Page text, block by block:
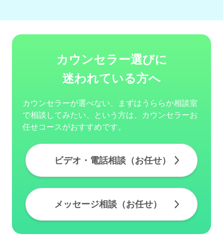
カウンセラー選びに
迷われている方へ
カウンセラーが選べない、まずはうららか相談室
で相談してみたい、という方は、カウンセラーお
任せコースがおすすめです。
ビデオ・電話相談（お任せ）
メッセージ相談（お任せ）